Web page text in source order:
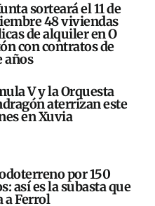
sorteará el 11 de
48 viviendas
de alquiler en O
con contratos de
años
V y la Orquesta
aterrizan este
en Xuvia
por 150
así es la subasta que
a Ferrol